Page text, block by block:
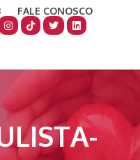
FALE CONOSCO